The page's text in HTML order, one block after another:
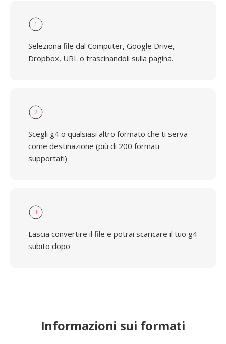
1
Seleziona file dal Computer, Google Drive,
Dropbox, URL o trascinandoli sulla pagina.
2
Scegli g4 o qualsiasi altro formato che ti serva
come destinazione (più di 200 formati
supportati)
3
Lascia convertire il file e potrai scaricare il tuo g4
subito dopo
Informazioni sui formati